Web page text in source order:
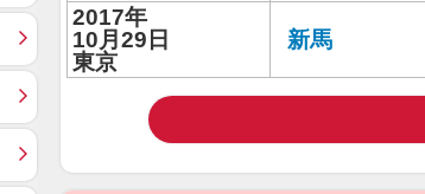
2017年
10月29日
東京
新馬